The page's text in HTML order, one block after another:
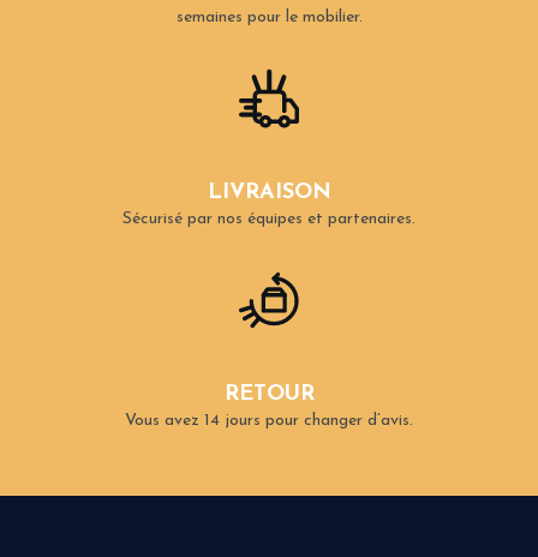
semaines pour le mobilier.
LIVRAISON
Sécurisé par nos équipes et partenaires.
RETOUR
Vous avez 14 jours pour changer d’avis.